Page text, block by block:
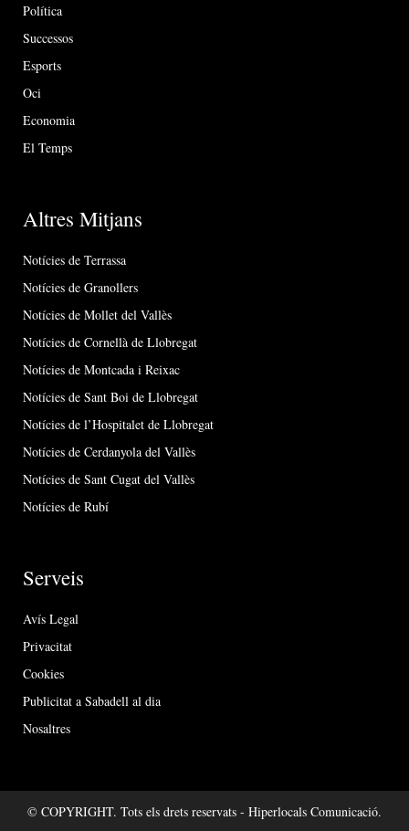
Política
Successos
Esports
Oci
Economia
El Temps
Altres Mitjans
Notícies de Terrassa
Notícies de Granollers
Notícies de Mollet del Vallès
Notícies de Cornellà de Llobregat
Notícies de Montcada i Reixac
Notícies de Sant Boi de Llobregat
Notícies de l’Hospitalet de Llobregat
Notícies de Cerdanyola del Vallès
Notícies de Sant Cugat del Vallès
Notícies de Rubí
Serveis
Avís Legal
Privacitat
Cookies
Publicitat a Sabadell al dia
Nosaltres
© COPYRIGHT. Tots els drets reservats - Hiperlocals Comunicació.